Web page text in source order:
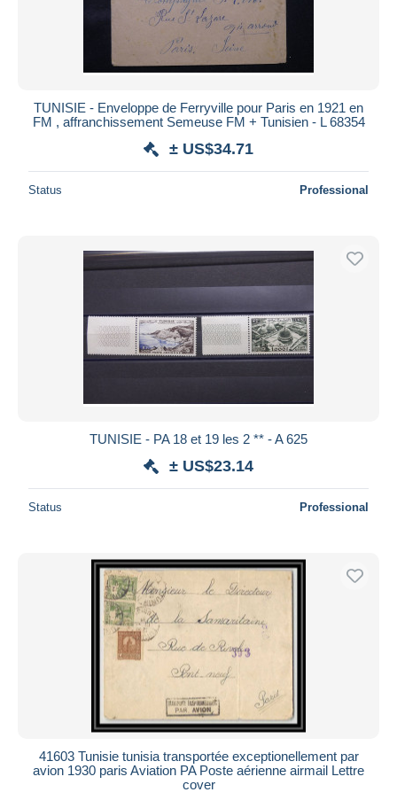
TUNISIE - Enveloppe de Ferryville pour Paris en 1921 en
FM , affranchissement Semeuse FM + Tunisien - L 68354
± US$34.71
Status Professional
TUNISIE - PA 18 et 19 les 2 ** - A 625
± US$23.14
Status Professional
41603 Tunisie tunisia transportée exceptionellement par
avion 1930 paris Aviation PA Poste aérienne airmail Lettre
cover